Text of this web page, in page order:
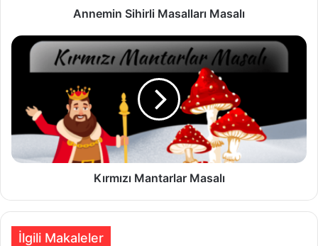
Annemin Sihirli Masalları Masalı
Kırmızı
Masalı
Kırmızı Mantarlar Masalı
İlgili Makaleler